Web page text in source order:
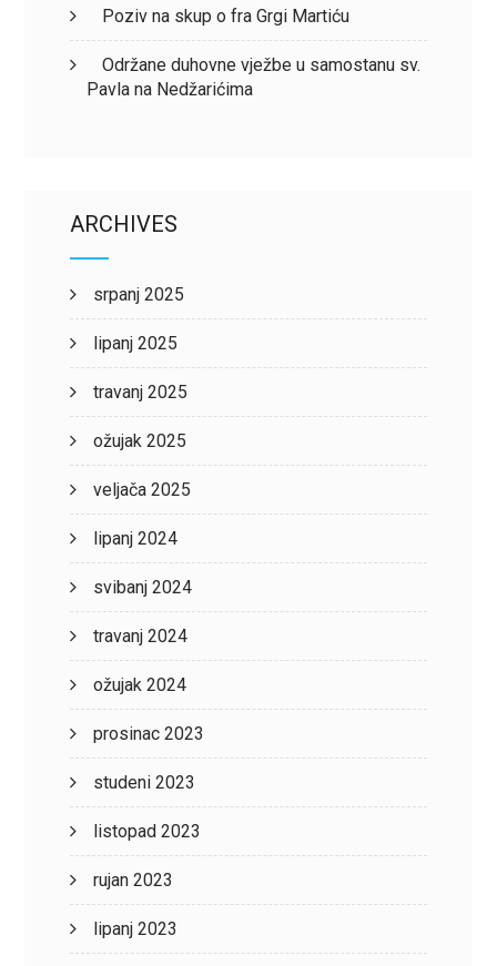
Poziv na skup o fra Grgi Martiću
Održane duhovne vježbe u samostanu sv.
Pavla na Nedžarićima
ARCHIVES
srpanj 2025
lipanj 2025
travanj 2025
ožujak 2025
veljača 2025
lipanj 2024
svibanj 2024
travanj 2024
ožujak 2024
prosinac 2023
studeni 2023
listopad 2023
rujan 2023
lipanj 2023